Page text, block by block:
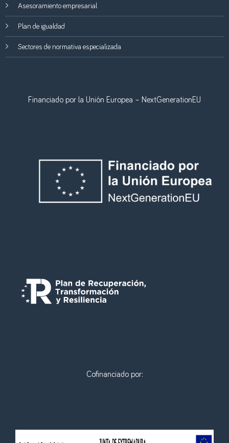
Asesoramiento empresarial
Plan de igualdad
Sectores de normativa especializada
Financiado por la Unión Europea – NextGenerationEU
Cofinanciado por: